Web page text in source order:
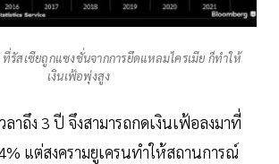
รัสเซียถูกแซงชั่นจากการยึดแหลมไครเมีย ก็ทำให้
เงินเฟ้อพุ่งสูง
ลาถึง 3 ปี จึงสามารถกดเงินเฟ้อลงมาที่
แต่สงครามยูเครนทำให้สถานการณ์